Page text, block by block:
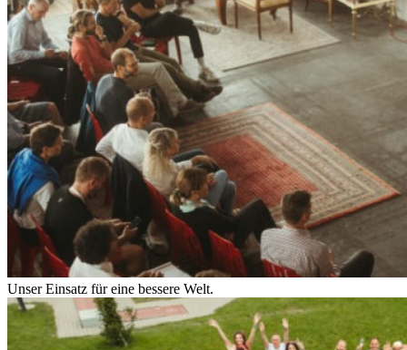
Unser Einsatz für eine bessere Welt.